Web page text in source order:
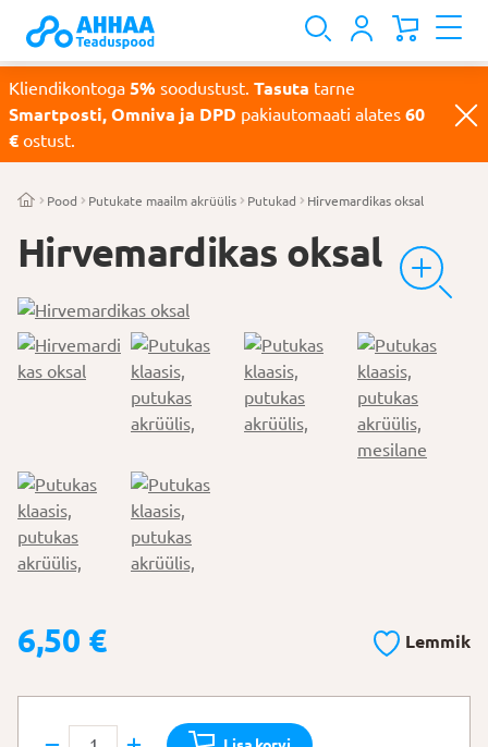
Kliendikontoga 5% soodustust. Tasuta tarne
Smartposti, Omniva ja DPD pakiautomaati alates 60
€ ostust.
Pood Putukate maailm akrüülis Putukad Hirvemardikas oksal
Hirvemardikas oksal
6,50 € Lemmik
Hirvemardikas